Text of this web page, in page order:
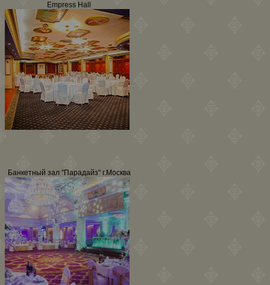
Empress Hall
Банкетный зал "Парадайз" г.Москва